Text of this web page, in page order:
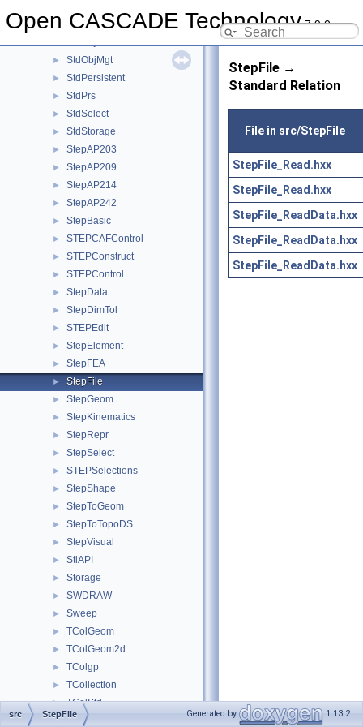
Open CASCADE Technology7.9.0
StdLPersistent
► StdObjMgt
► StdPersistent
► StdPrs
► StdSelect
► StdStorage
► StepAP203
► StepAP209
► StepAP214
► StepAP242
► StepBasic
► STEPCAFControl
► STEPConstruct
► STEPControl
► StepData
► StepDimTol
► STEPEdit
► StepElement
► StepFEA
► StepFile
► StepGeom
► StepKinematics
► StepRepr
► StepSelect
► STEPSelections
► StepShape
► StepToGeom
► StepToTopoDS
► StepVisual
► StlAPI
► Storage
► SWDRAW
► Sweep
► TColGeom
► TColGeom2d
► TColgp
► TCollection
► TColStd
► TDataStd
StepFile →
Standard Relation
File in src/StepFile
StepFile_Read.hxx
StepFile_Read.hxx
StepFile_ReadData.hxx
StepFile_ReadData.hxx
StepFile_ReadData.hxx
src StepFile Generated by 1.13.2